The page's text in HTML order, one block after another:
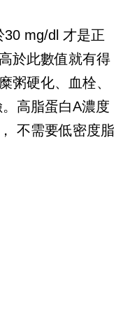
30 mg/dl 才是正
於此數值就有得
粥硬化、血栓、
高脂蛋白A濃度
不需要低密度脂